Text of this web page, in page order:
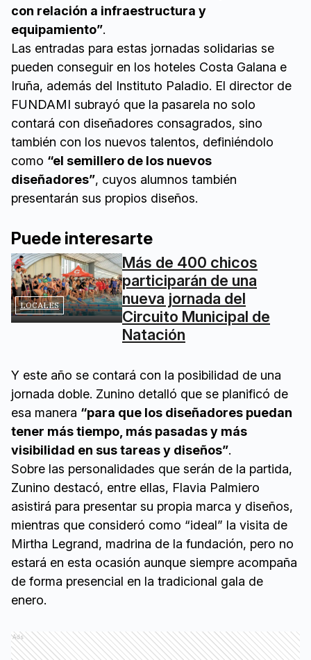
con relación a infraestructura y
equipamiento”.
Las entradas para estas jornadas solidarias se
pueden conseguir en los hoteles Costa Galana e
Iruña, además del Instituto Paladio. El director de
FUNDAMI subrayó que la pasarela no solo
contará con diseñadores consagrados, sino
también con los nuevos talentos, definiéndolo
como “el semillero de los nuevos
diseñadores”, cuyos alumnos también
presentarán sus propios diseños.
Puede interesarte
LOCALES
Más de 400 chicos
participarán de una
nueva jornada del
Circuito Municipal de
Natación
Y este año se contará con la posibilidad de una
jornada doble. Zunino detalló que se planificó de
esa manera “para que los diseñadores puedan
tener más tiempo, más pasadas y más
visibilidad en sus tareas y diseños”.
Sobre las personalidades que serán de la partida,
Zunino destacó, entre ellas, Flavia Palmiero
asistirá para presentar su propia marca y diseños,
mientras que consideró como “ideal” la visita de
Mirtha Legrand, madrina de la fundación, pero no
estará en esta ocasión aunque siempre acompaña
de forma presencial en la tradicional gala de
enero.
Ads